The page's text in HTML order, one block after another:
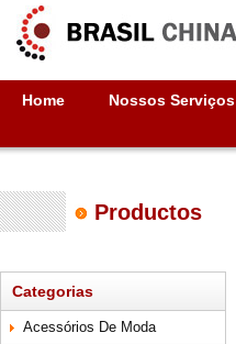
Home Nossos Serviços
Productos
Categorias
Acessórios De Moda